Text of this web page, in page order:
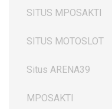
SITUS MPOSAKTI
SITUS MOTOSLOT
Situs ARENA39
MPOSAKTI